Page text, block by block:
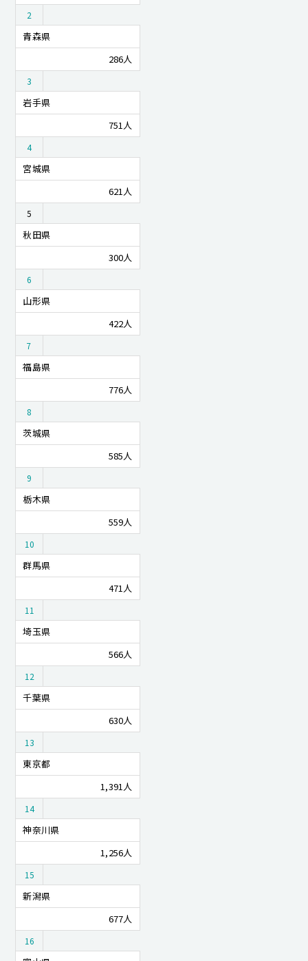
入試資料請求
2
青森県
286人
3
岩手県
751人
4
宮城県
621人
5
秋田県
300人
6
山形県
422人
7
福島県
776人
8
茨城県
585人
9
栃木県
559人
10
群馬県
471人
11
埼玉県
566人
12
千葉県
630人
13
東京都
1,391人
14
神奈川県
1,256人
15
新潟県
677人
16